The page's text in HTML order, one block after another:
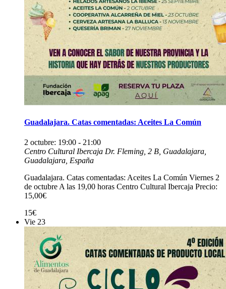
Guadalajara. Catas comentadas: Aceites La Común
2 octubre: 19:00 - 21:00
Centro Cultural Ibercaja Dr. Fleming, 2 B, Guadalajara,
Guadalajara, España
Guadalajara. Catas comentadas: Aceites La Común Viernes 2
de octubre A las 19,00 horas Centro Cultural Ibercaja Precio:
15,00€
15€
Vie 23